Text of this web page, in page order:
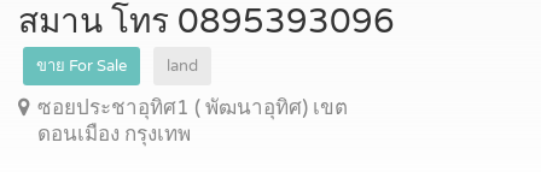
สมาน โทร 0895393096
ขาย For Sale land
ซอยประชาอุทิศ1 ( พัฒนาอุทิศ) เขต
ดอนเมือง กรุงเทพ